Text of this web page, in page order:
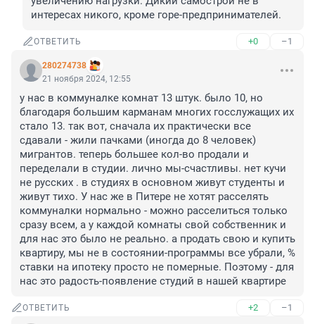
интересах никого, кроме горе-предпринимателей.
ОТВЕТИТЬ +0 –1
280274738
21 ноября 2024, 12:55
у нас в коммуналке комнат 13 штук. было 10, но
благодаря большим карманам многих госслужащих их
стало 13. так вот, сначала их практически все
сдавали - жили пачками (иногда до 8 человек)
мигрантов. теперь большее кол-во продали и
переделали в студии. лично мы-счастливы. нет кучи
не русских . в студиях в основном живут студенты и
живут тихо. У нас же в Питере не хотят расселять
коммуналки нормально - можно расселиться только
сразу всем, а у каждой комнаты свой собственник и
для нас это было не реально. а продать свою и купить
квартиру, мы не в состоянии-программы все убрали, %
ставки на ипотеку просто не померные. Поэтому - для
нас это радость-появление студий в нашей квартире
ОТВЕТИТЬ +2 –1